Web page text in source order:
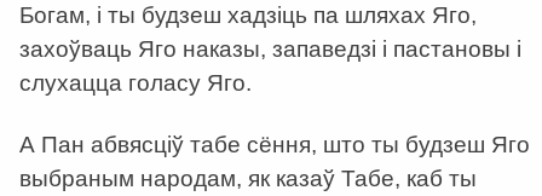
Богам, і ты будзеш хадзіць па шляхах Яго,
захоўваць Яго наказы, запаведзі і пастановы і
слухацца голасу Яго.
А Пан абвясціў табе сёння, што ты будзеш Яго
выбраным народам, як казаў Табе, каб ты